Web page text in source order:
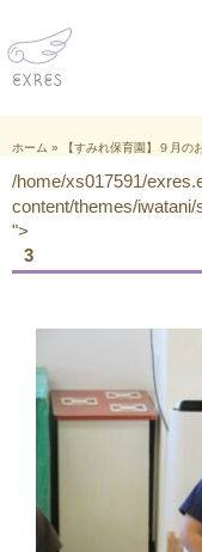
ホーム » 【すみれ保育園】９月の
/home/xs017591/
content/themes/iwatani/
">
3